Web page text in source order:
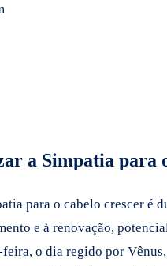
a Simpatia para
para o cabelo crescer é
e à renovação,
o dia regido por